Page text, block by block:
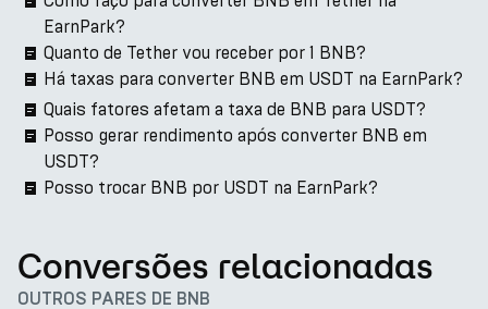
EarnPark?
Quanto de Tether vou receber por 1 BNB?
Há taxas para converter BNB em USDT na EarnPark?
Quais fatores afetam a taxa de BNB para USDT?
Posso gerar rendimento após converter BNB em
USDT?
Posso trocar BNB por USDT na EarnPark?
Conversões relacionadas
OUTROS PARES DE BNB